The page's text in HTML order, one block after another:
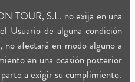
TOUR, S.L. no exija en una
Usuario de alguna condición
no afectará en modo alguno a
en una ocasión posterior
a exigir su cumplimiento.